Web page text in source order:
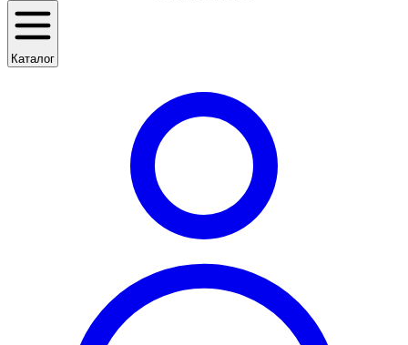
Каталог